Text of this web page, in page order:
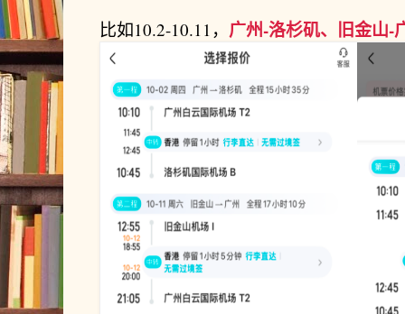
比如10.2-10.11， 广州-洛杉矶、旧金山-